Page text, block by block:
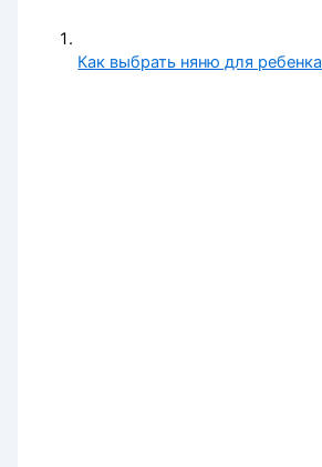
Как выбрать няню для ребенка